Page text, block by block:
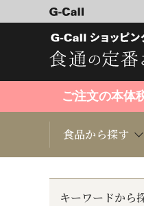
ご注文の本体
食品から探す
キーワードから